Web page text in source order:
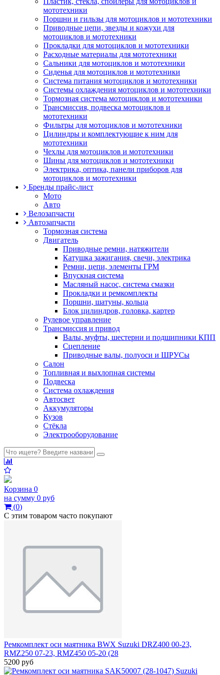
мототехники
Поршни и гильзы для мотоциклов и мототехники
Приводные цепи, звезды и кожухи для
мотоциклов и мототехники
Прокладки для мотоциклов и мототехники
Расходные материалы для мототехники
Сальники для мотоциклов и мототехники
Сиденья для мотоциклов и мототехники
Система питания мотоциклов и мототехники
Системы охлаждения мотоциклов и мототехники
Тормозная система мотоциклов и мототехники
Трансмиссия, подвеска мотоциклов и
мототехники
Фильтры для мотоциклов и мототехники
Цилиндры и комплектующие к ним для
мототехники
Чехлы для мотоциклов и мототехники
Шины для мотоциклов и мототехники
Электрика, оптика, панели приборов для
мотоциклов и мототехники
Бренды прайс-лист
Мото
Авто
Велозапчасти
Автозапчасти
Тормозная система
Двигатель
Приводные ремни, натяжители
Катушка зажигания, свечи, электрика
Ремни, цепи, элементы ГРМ
Впускная система
Масляный насос, система смазки
Прокладки и ремкомплекты
Поршни, шатуны, кольца
Блок цилиндров, головка, картер
Рулевое управление
Трансмиссия и привод
Валы, муфты, шестерни и подшипники КПП
Сцепление
Приводные валы, полуоси и ШРУСы
Салон
Топливная и выхлопная системы
Подвеска
Система охлаждения
Автосвет
Аккумуляторы
Кузов
Стёкла
Электрооборудование
Корзина 0
на сумму 0 руб
(0)
С этим товаром часто покупают
Ремкомплект оси маятника BWX Suzuki DRZ400 00-23,
RMZ250 07-23, RMZ450 05-20 (28
5200 руб